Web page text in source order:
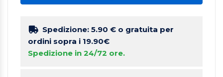
Spedizione: 5.90 €o gratuita per
ordini sopra i 19.90€
Spedizione in 24/72 ore.